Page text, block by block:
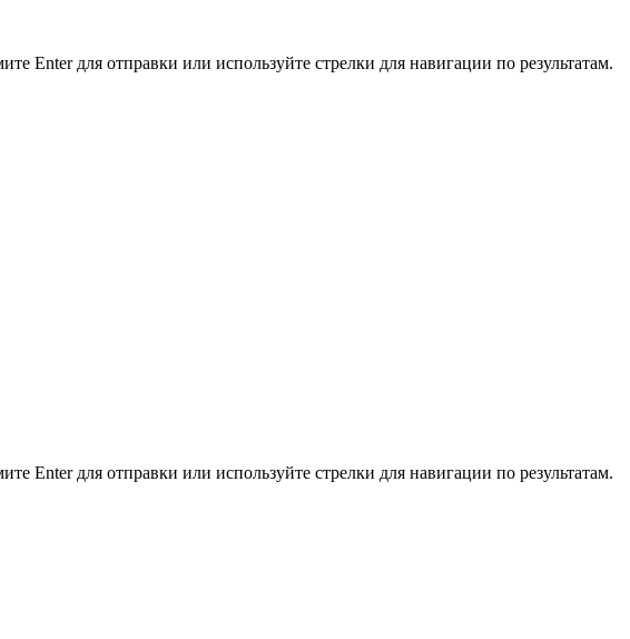
Enter для отправки или используйте стрелки для навигации по результатам.
Enter для отправки или используйте стрелки для навигации по результатам.